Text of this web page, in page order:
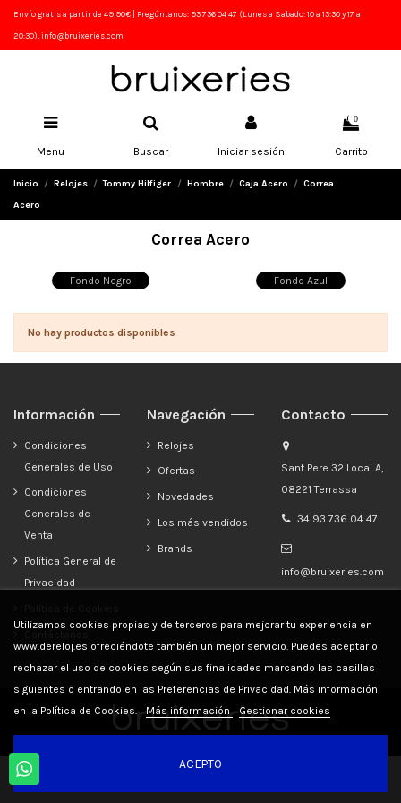
Envío gratis a partir de 49,90€ | Pregúntanos: 93 736 04 47 (Lunes a Sabado: 10 a 13:30 y 17 a
20:30), info@bruixeries.com
Menu Buscar Iniciar sesión
0
Carrito
Inicio Relojes Tommy Hilfiger Hombre Caja Acero
Correa
Acero
Correa Acero
Fondo Negro Fondo Azul
No hay productos disponibles
Información
Condiciones
Generales de Uso
Condiciones
Generales de
Venta
Política General de
Privacidad
Navegación
Relojes
Ofertas
Novedades
Los más vendidos
Brands
Contacto
Sant Pere 32 Local A,
08221 Terrassa
34 93 736 04 47
info@bruixeries.com
Utilizamos cookies propias y de terceros para mejorar tu experiencia en
www.dereloj.es ofreciéndote también un mejor servicio. Puedes aceptar o
rechazar el uso de cookies según sus finalidades marcando las casillas
siguientes o entrando en las Preferencias de Privacidad. Más información
en la Política de Cookies. Más información Gestionar cookies
ACEPTO